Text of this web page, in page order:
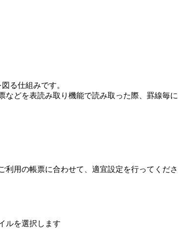
る仕組みです。
どを表読み取り機能で読み取った際、罫線毎
利用の帳票に合わせて、適宜設定を行ってくだ
ルを選択します